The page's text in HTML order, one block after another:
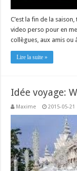
C’est la fin de la
video perso pour en
collègues, aux amis
Lire la suite »
Idée voyage:
Maxime 2015-05-21